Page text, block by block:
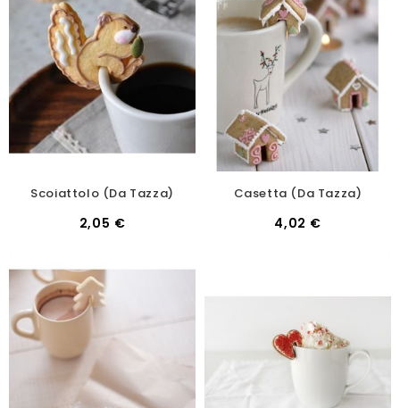
Scoiattolo (da Tazza)
2,05 €
Casetta (da Tazza)
4,02 €